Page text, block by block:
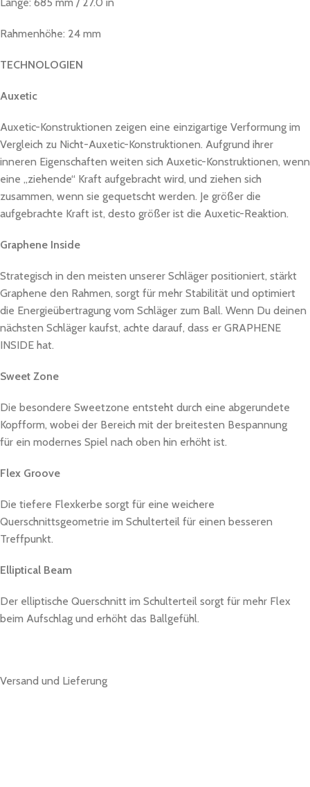
Rahmenhöhe: 24 mm
TECHNOLOGIEN
Auxetic
Auxetic-Konstruktionen zeigen eine einzigartige Verformung im
Vergleich zu Nicht-Auxetic-Konstruktionen. Aufgrund ihrer
inneren Eigenschaften weiten sich Auxetic-Konstruktionen, wenn
eine „ziehende“ Kraft aufgebracht wird, und ziehen sich
zusammen, wenn sie gequetscht werden. Je größer die
aufgebrachte Kraft ist, desto größer ist die Auxetic-Reaktion.
Graphene Inside
Strategisch in den meisten unserer Schläger positioniert, stärkt
Graphene den Rahmen, sorgt für mehr Stabilität und optimiert
die Energieübertragung vom Schläger zum Ball. Wenn Du deinen
nächsten Schläger kaufst, achte darauf, dass er GRAPHENE
INSIDE hat.
Sweet Zone
Die besondere Sweetzone entsteht durch eine abgerundete
Kopfform, wobei der Bereich mit der breitesten Bespannung
für ein modernes Spiel nach oben hin erhöht ist.
Flex Groove
Die tiefere Flexkerbe sorgt für eine weichere
Querschnittsgeometrie im Schulterteil für einen besseren
Treffpunkt.
Elliptical Beam
Der elliptische Querschnitt im Schulterteil sorgt für mehr Flex
beim Aufschlag und erhöht das Ballgefühl.
Versand und Lieferung